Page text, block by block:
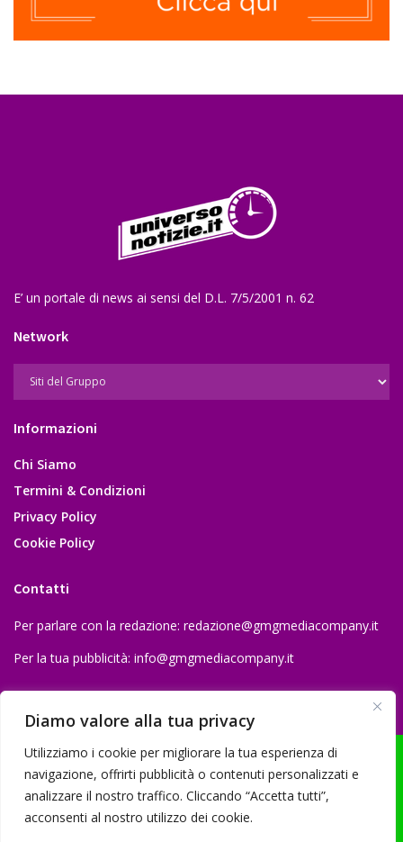
Diamo valore alla tua privacy
Utilizziamo i cookie per migliorare la tua esperienza di
navigazione, offrirti pubblicità o contenuti personalizzati e
analizzare il nostro traffico. Cliccando “Accetta tutti”,
acconsenti al nostro utilizzo dei cookie.
E’ un portale di news ai sensi del D.L. 7/5/2001 n. 62
Network
Informazioni
Chi Siamo
Termini & Condizioni
Privacy Policy
Cookie Policy
Contatti
Per parlare con la redazione: redazione@gmgmediacompany.it
Per la tua pubblicità: info@gmgmediacompany.it